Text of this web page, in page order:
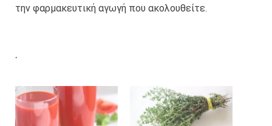
την φαρμακευτική αγωγή που ακολουθείτε.
.